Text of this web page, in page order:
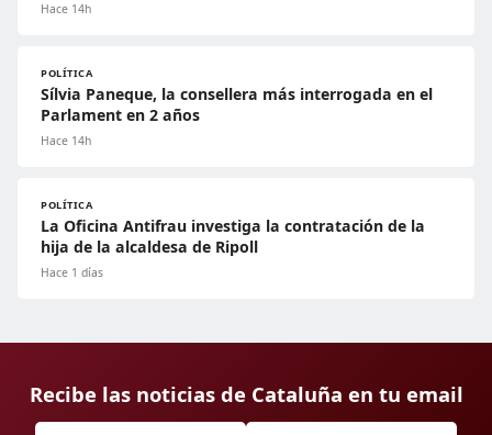
Hace 14h
POLÍTICA
Sílvia Paneque, la consellera más interrogada en el
Parlament en 2 años
Hace 14h
POLÍTICA
La Oficina Antifrau investiga la contratación de la
hija de la alcaldesa de Ripoll
Hace 1 días
Recibe las noticias de Cataluña en tu email